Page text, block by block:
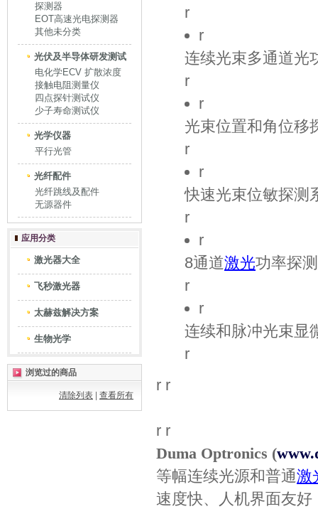
探测器
EOT高速光电探测器
其他未分类
光伏及半导体研发测试
电化学ECV 扩散浓度
接触电阻测量仪
四点探针测试仪
少子寿命测试仪
光学仪器
平行光管
光纤配件
光纤跳线及配件
无源器件
应用分类
激光器大全
飞秒激光器
太赫兹解决方案
生物光学
浏览过的商品
清除列表 查看所有
r
r
连续光束多通道光
r
r
光束位置和角位移
r
r
快速光束位敏探测
r
r
8通道激光功率探
r
r
连续和脉冲光束显
r
r r
r r
Duma Optronics (
等幅连续光源和普通激
速度快、人机界面友